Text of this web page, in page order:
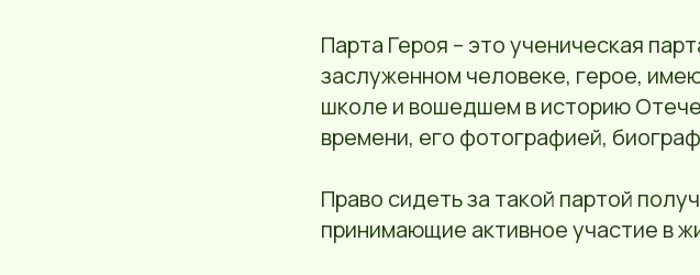
Парта Героя – это ученическая
заслуженном человеке, герое,
школе и вошедшем в историю
времени, его фотографией,
Право сидеть за такой партой
принимающие активное участие в